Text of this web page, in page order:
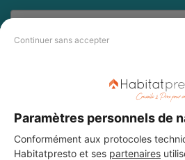
Continuer sans accepter
Paramètres personnels de
Conformément aux protocoles
Habitatpresto et ses partenaires
DEMANDER UN